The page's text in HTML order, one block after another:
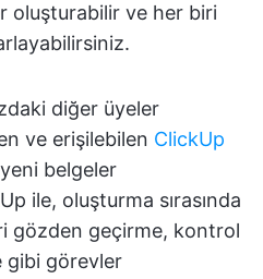
oluşturabilir ve her biri
diğer üyeler
ve erişilebilen ClickUp
belgeler
ile, oluşturma sırasında
gözden geçirme, kontrol
gibi görevler